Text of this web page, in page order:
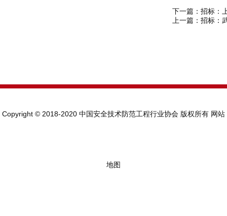
下一篇： 招标：
上一篇： 招标：
Copyright © 2018-2020 中国安全技术防范工程行业协会 版权所有 网站
地图